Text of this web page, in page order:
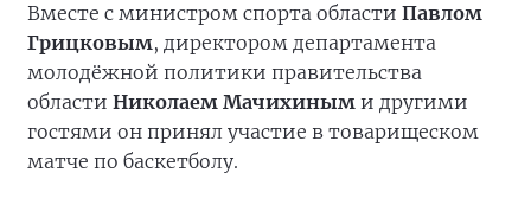
Вместе с министром спорта области Павлом
Грицковым, директором департамента
молодёжной политики правительства
области Николаем Мачихиным и другими
гостями он принял участие в товарищеском
матче по баскетболу.